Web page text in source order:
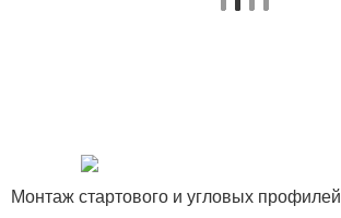
Монтаж стартового и угловых профилей